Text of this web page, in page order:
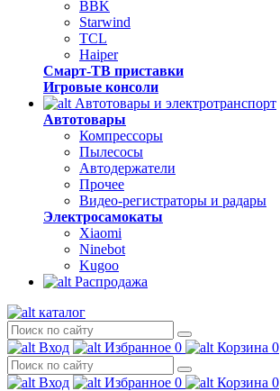
BBK
Starwind
TCL
Haiper
Смарт-ТВ приставки
Игровые консоли
Автотовары и электротранспорт
Автотовары
Компрессоры
Пылесосы
Автодержатели
Прочее
Видео-регистраторы и радары
Электросамокаты
Xiaomi
Ninebot
Kugoo
Распродажа
каталог
Вход Избранное 0 Корзина 0
Вход Избранное 0 Корзина 0